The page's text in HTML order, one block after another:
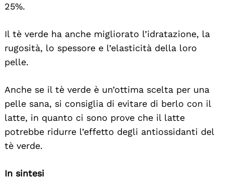
25%.
Il tè verde ha anche migliorato l’idratazione, la
rugosità, lo spessore e l’elasticità della loro
pelle.
Anche se il tè verde è un’ottima scelta per una
pelle sana, si consiglia di evitare di berlo con il
latte, in quanto ci sono prove che il latte
potrebbe ridurre l’effetto degli antiossidanti del
tè verde.
In sintesi